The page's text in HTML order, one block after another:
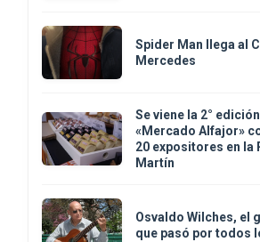
Spider Man llega al
Mercedes
Se viene la 2°
«Mercado Alfajor»
20 expositores en la
Martín
Osvaldo Wilches, el
que pasó por todos